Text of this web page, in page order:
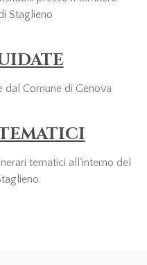
Staglieno
dal Comune di Genova
tematici all'interno del